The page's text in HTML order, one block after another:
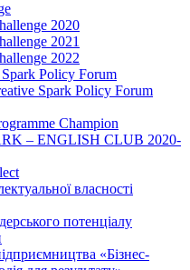
2020
2021
2022
Policy Forum
Spark Policy Forum
Champion
– ENGLISH CLUB 2020-
власності
потенціалу
«Бізнес-